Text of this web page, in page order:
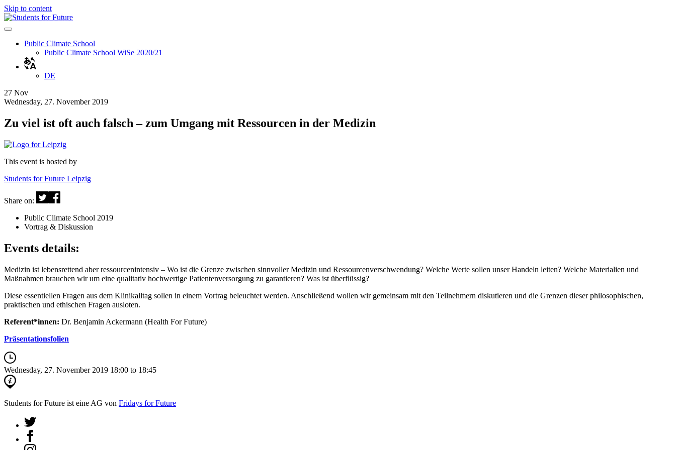
Skip to content
Public Climate School
Public Climate School WiSe 2020/21
DE
27 Nov
Wednesday, 27. November 2019
Zu viel ist oft auch falsch – zum Umgang mit Ressourcen in der Medizin
This event is hosted by
Students for Future Leipzig
Share on:
Public Climate School 2019
Vortrag & Diskussion
Events details:
Medizin ist lebensrettend aber ressourcenintensiv – Wo ist die Grenze zwischen sinnvoller Medizin und Ressourcenverschwendung? Welche Werte sollen unser Handeln leiten? Welche Materialien und
Maßnahmen brauchen wir um eine qualitativ hochwertige Patientenversorgung zu garantieren? Was ist überflüssig?
Diese essentiellen Fragen aus dem Klinikalltag sollen in einem Vortrag beleuchtet werden. Anschließend wollen wir gemeinsam mit den Teilnehmern diskutieren und die Grenzen dieser philosophischen,
praktischen und ethischen Fragen ausloten.
Referent*innen: Dr. Benjamin Ackermann (Health For Future)
Präsentationsfolien
Wednesday, 27. November 2019 18:00 to 18:45
Students for Future ist eine AG von Fridays for Future